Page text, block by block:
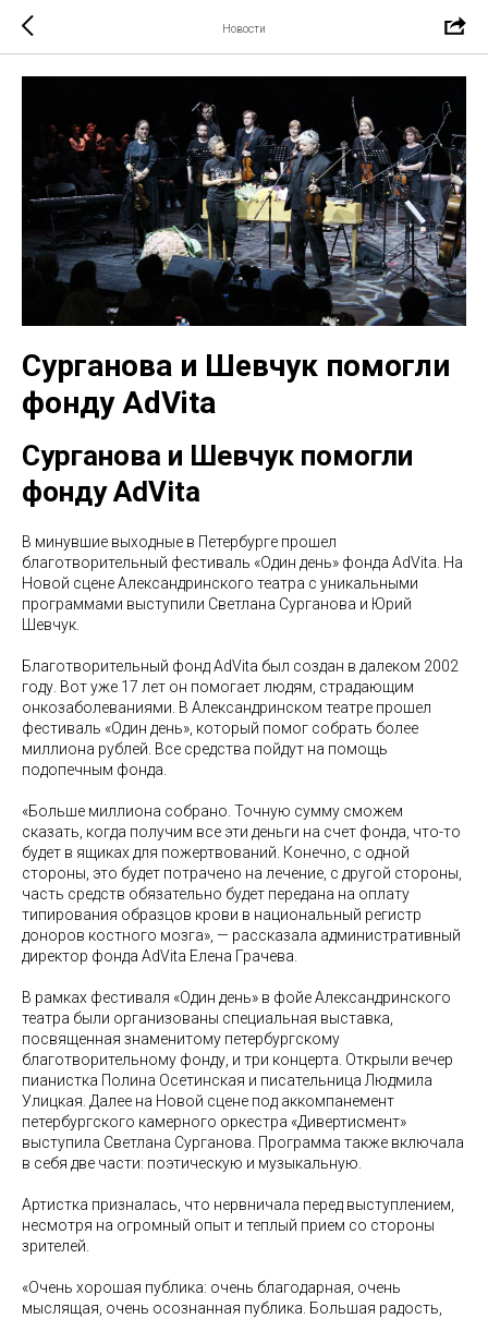
Новости
Сурганова и Шевчук помогли
фонду AdVita
Сурганова и Шевчук помогли
фонду AdVita
В минувшие выходные в Петербурге прошел
благотворительный фестиваль «Один день» фонда AdVita. На
Новой сцене Александринского театра с уникальными
программами выступили Светлана Сурганова и Юрий
Шевчук.
Благотворительный фонд AdVita был создан в далеком 2002
году. Вот уже 17 лет он помогает людям, страдающим
онкозаболеваниями. В Александринском театре прошел
фестиваль «Один день», который помог собрать более
миллиона рублей. Все средства пойдут на помощь
подопечным фонда.
«Больше миллиона собрано. Точную сумму сможем
сказать, когда получим все эти деньги на счет фонда, что-то
будет в ящиках для пожертвований. Конечно, с одной
стороны, это будет потрачено на лечение, с другой стороны,
часть средств обязательно будет передана на оплату
типирования образцов крови в национальный регистр
доноров костного мозга», — рассказала административный
директор фонда AdVita Елена Грачева.
В рамках фестиваля «Один день» в фойе Александринского
театра были организованы специальная выставка,
посвященная знаменитому петербургскому
благотворительному фонду, и три концерта. Открыли вечер
пианистка Полина Осетинская и писательница Людмила
Улицкая. Далее на Новой сцене под аккомпанемент
петербургского камерного оркестра «Дивертисмент»
выступила Светлана Сурганова. Программа также включала
в себя две части: поэтическую и музыкальную.
Артистка призналась, что нервничала перед выступлением,
несмотря на огромный опыт и теплый прием со стороны
зрителей.
«Очень хорошая публика: очень благодарная, очень
мыслящая, очень осознанная публика. Большая радость,